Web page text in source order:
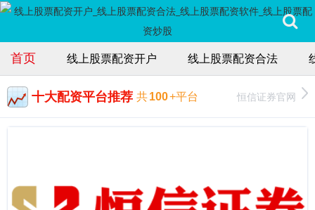
首页 线上股票配资开户 线上股票配资合法
十大配资平台推荐 共100+平台 恒信证券官网